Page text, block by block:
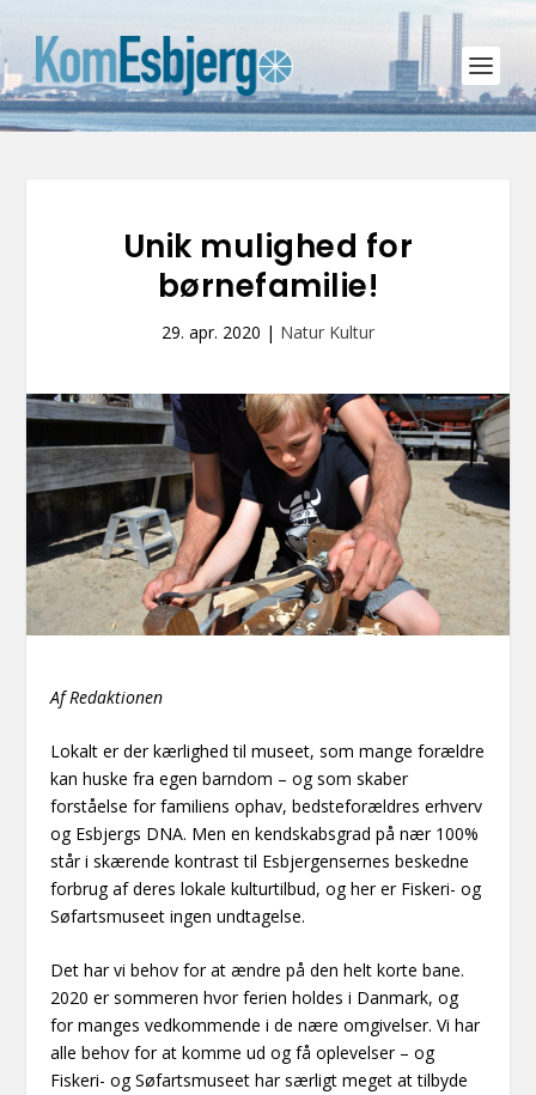
Unik mulighed for
børnefamilie!
29. apr. 2020 | Natur Kultur
Af Redaktionen
Lokalt er der kærlighed til museet, som mange forældre
kan huske fra egen barndom – og som skaber
forståelse for familiens ophav, bedsteforældres erhverv
og Esbjergs DNA. Men en kendskabsgrad på nær 100%
står i skærende kontrast til Esbjergensernes beskedne
forbrug af deres lokale kulturtilbud, og her er Fiskeri- og
Søfartsmuseet ingen undtagelse.
Det har vi behov for at ændre på den helt korte bane.
2020 er sommeren hvor ferien holdes i Danmark, og
for manges vedkommende i de nære omgivelser. Vi har
alle behov for at komme ud og få oplevelser – og
Fiskeri- og Søfartsmuseet har særligt meget at tilbyde